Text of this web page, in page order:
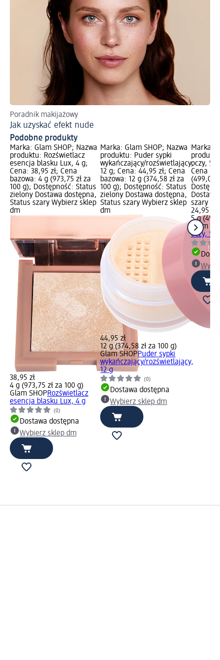
Poradnik makijażowy
Jak uzyskać efekt nude
Podobne produkty
Marka: Glam SHOP; Nazwa
produktu: Rozświetlacz
esencja blasku Lux, 4 g;
Cena: 38,95 zł; Cena
bazowa: 4 g (973,75 zł za
100 g); Dostępność: Status
zielony Dostawa dostępna,
Status szary Wybierz sklep
dm
38,95 zł
4 g (973,75 zł za 100 g)
Glam SHOPRozświetlacz
esencja blasku Lux, 4 g
(0)
Dostawa dostępna
Wybierz sklep dm
Marka: Glam SHOP; Nazwa
produktu: Puder sypki
wykańczający/rozświetlający,
12 g; Cena: 44,95 zł; Cena
bazowa: 12 g (374,58 zł za
100 g); Dostępność: Status
zielony Dostawa dostępna,
Status szary Wybierz sklep
dm
44,95 zł
12 g (374,58 zł za 100 g)
Glam SHOPPuder sypki
wykańczający/rozświetlający,
12 g
(0)
Dostawa dostępna
Wybierz sklep dm
Marka:
oczy, 5
Cena
(499,00
szary
24,95 zł
5 g
Glam
oczy, 5 g